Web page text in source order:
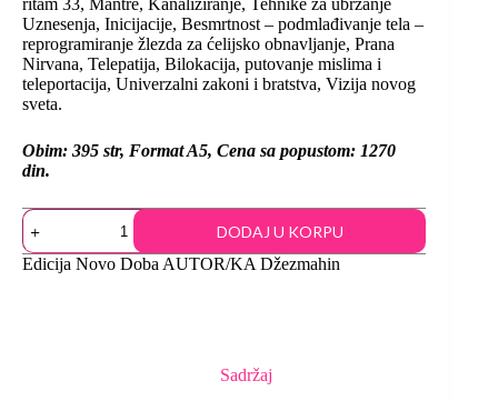
ritam 33, Mantre, Kanaliziranje, Tehnike za ubrzanje
Uznesenja, Inicijacije, Besmrtnost – podmlađivanje tela –
reprogramiranje žlezda za ćelijsko obnavljanje, Prana
Nirvana, Telepatija, Bilokacija, putovanje mislima i
teleportacija, Univerzalni zakoni i bratstva, Vizija novog
sveta.
Obim: 395 str, Format A5, Cena sa popustom: 1270
din.
DODAJ U KORPU
Edicija Novo Doba AUTOR/KA Džezmahin
Sadržaj